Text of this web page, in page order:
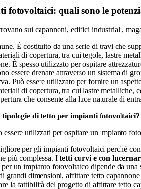
fotovoltaici: quali sono le
sui capannoni, edifici industriali,
È costituito da una serie di travi che
di copertura, tra cui tegole, lastre
È spesso utilizzato per ospitare
essere drenate attraverso un sistema di
Può essere utilizzato per fornire un
di copertura, tra cui lastre metalliche,
che consente alla luce naturale di
tipologie di tetto per impianti fotovoltaici?
essere utilizzati per ospitare un impianto
per gli impianti fotovoltaici perché
più complessa. I tetti curvi e con
un impianto fotovoltaico dipende da
grandi dimensioni, affittare tetto
la fattibilità del progetto di affittare tetto